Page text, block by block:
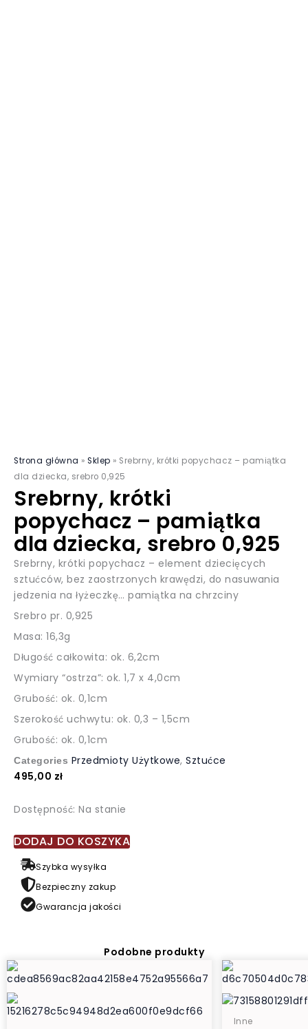
Strona główna » Sklep » Srebrny, krótki popychacz – pamiątka
dla dziecka, srebro 0,925
Srebrny, krótki
popychacz – pamiątka
dla dziecka, srebro 0,925
Srebrny, krótki popychacz – element dziecięcych
sztućców, bez zaostrzonych krawędzi, do nasuwania
jedzenia na łyżeczkę… pamiątka na chrzciny
Srebro pr. 0,925
Masa: 16,3g
Długość całkowita: ok. 6,2cm
Wymiary “ostrza”: ok. 1,7 x 4,0cm
Grubość: ok. 0,1cm
Szerokość uchwytu: ok. 0,3 – 1,5cm
Grubość: ok. 0,1cm
Categories Przedmioty Użytkowe, Sztućce
495,00 zł
Dostępność: Na stanie
ilość
krótki
popychacz
pamiątka
dla
DODAJ DO KOSZYKA
Szybka wysyłka
Bezpieczny zakup
Gwarancja jakości
Podobne produkty
Inne